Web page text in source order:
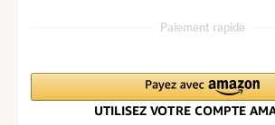
Paiement rapide